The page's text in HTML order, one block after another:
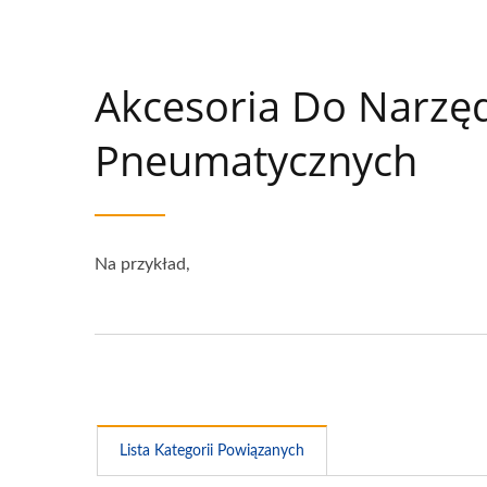
Akcesoria Do
Pneumatycznych
Na przykład,
Lista Kategorii Powiązanych